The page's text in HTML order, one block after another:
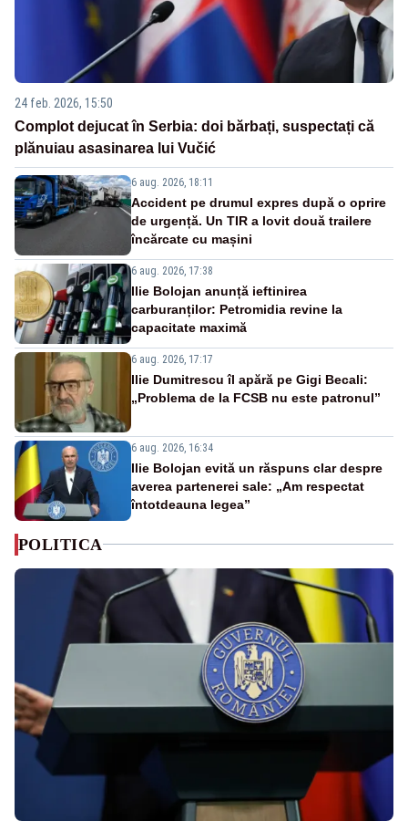
24 feb. 2026, 15:50
Complot dejucat în Serbia: doi bărbați, suspectați că
plănuiau asasinarea lui Vučić
6 aug. 2026, 18:11
Accident pe drumul expres după o oprire
de urgență. Un TIR a lovit două trailere
încărcate cu mașini
6 aug. 2026, 17:38
Ilie Bolojan anunță ieftinirea
carburanților: Petromidia revine la
capacitate maximă
6 aug. 2026, 17:17
Ilie Dumitrescu îl apără pe Gigi Becali:
„Problema de la FCSB nu este patronul”
6 aug. 2026, 16:34
Ilie Bolojan evită un răspuns clar despre
averea partenerei sale: „Am respectat
întotdeauna legea”
POLITICA